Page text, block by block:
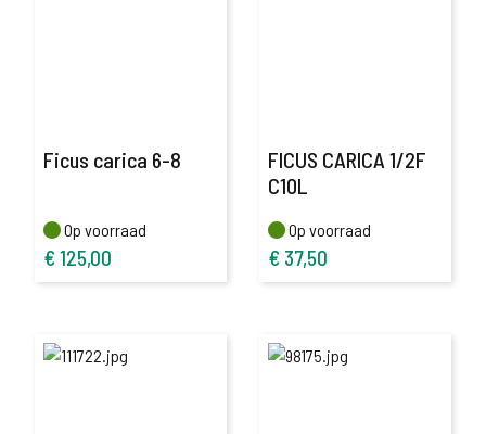
Ficus carica 6-8
Op voorraad
Op voorraad
€ 125,00
FICUS CARICA 1/2F
C10L
Op voorraad
Op voorraad
€ 37,50